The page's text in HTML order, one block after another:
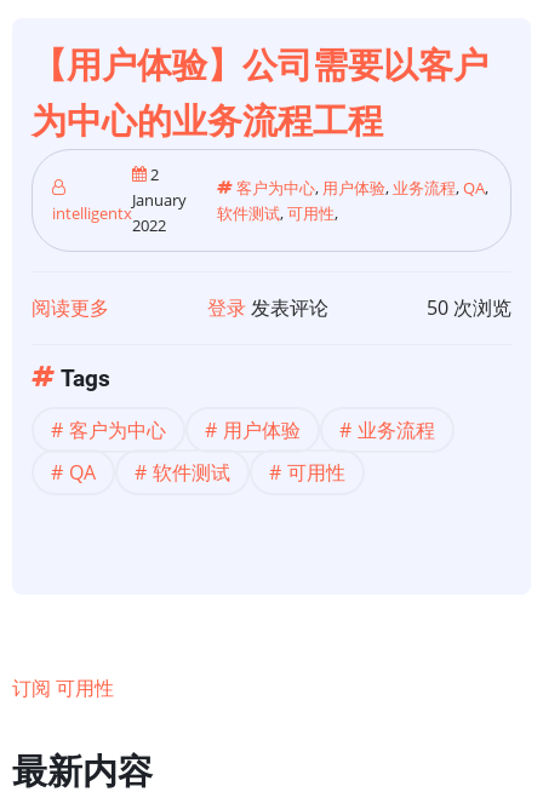
第
3
部
分：
可
【用户体验】公司需要以客户
为中心的业务流程工程
intelligentx
2
January
2022
客户为中心, 用户体验,业务流程,QA,
软件测试,可用性,
阅读更多
体
验】
户
中
登录发表评论 50 次浏览
Tags
客户为中心 用户体验
业务流程
QA
软件测试 可用性
订阅 可用性
最新内容